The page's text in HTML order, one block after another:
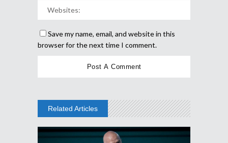
Save my name, email, and website in this
browser for the next time I comment.
Related Articles